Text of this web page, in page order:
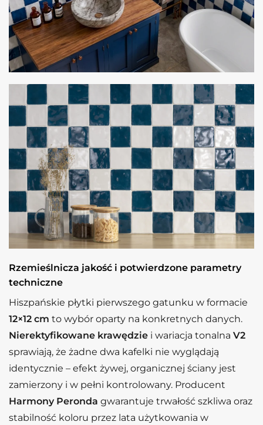
Rzemieślnicza jakość i potwierdzone parametry
techniczne
Hiszpańskie płytki pierwszego gatunku w formacie
12×12 cm to wybór oparty na konkretnych danych.
Nierektyfikowane krawędzie i wariacja tonalna V2
sprawiają, że żadne dwa kafelki nie wyglądają
identycznie – efekt żywej, organicznej ściany jest
zamierzony i w pełni kontrolowany. Producent
Harmony Peronda gwarantuje trwałość szkliwa oraz
stabilność koloru przez lata użytkowania w